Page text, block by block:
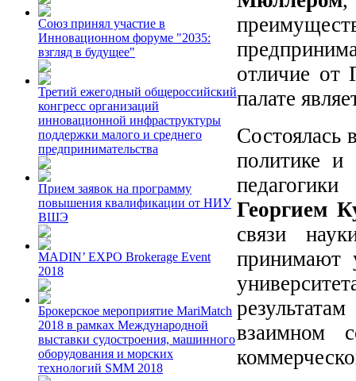
Союз принял участие в
Инновационном форуме "2035:
взгляд в будущее"
Третий ежегодный общероссийский
конгресс организаций
инновационной инфраструктуры
поддержки малого и среднего
предпринимательства
Прием заявок на программу
повышения квалификации от НИУ
ВШЭ
MADIN’ EXPO Brokerage Event
2018
Брокерское мероприятие MariMatch
2018 в рамках Международной
выставки судостроения, машинного
оборудования и морских
технологий SMM 2018
отличие от
палате
Состоялась
политике и
Георгием
связи
принимают
взаимном